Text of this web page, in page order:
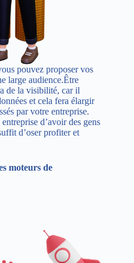
pouvez proposer vos
large audience.Être
de la visibilité, car il
et cela fera élargir
par votre entreprise.
d’avoir des gens
d’oser profiter et
moteurs de